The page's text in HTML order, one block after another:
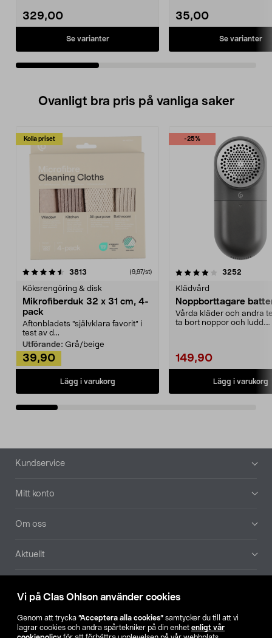
Vi på Clas Ohlson använder cookies
Genom att trycka ”Acceptera alla cookies” samtycker du till att vi
lagrar cookies och andra spårtekniker på din enhet enligt vår
329,00
Se varianter
35,00
Se varianter
Ovanligt bra pris på vanliga saker
Kolla priset
3813 (9,97/st)
Köksrengöring & disk
Mikrofiberduk 32 x 31 cm, 4-
pack
Aftonbladets "självklara favorit” i
test av d...
Utförande: Grå/beige
39,90
Lägg i varukorg
-25%
4.0av 5 stjärnor 3252
Klädvård
Noppborttagare
Vårda kläder och andra
ta bort noppor och ludd.
149,90
Lägg i varukorg
4.5av 5 stjärnor
Sidfot
Kundservice
Mitt konto
Om oss
Aktuellt
Hitta butik